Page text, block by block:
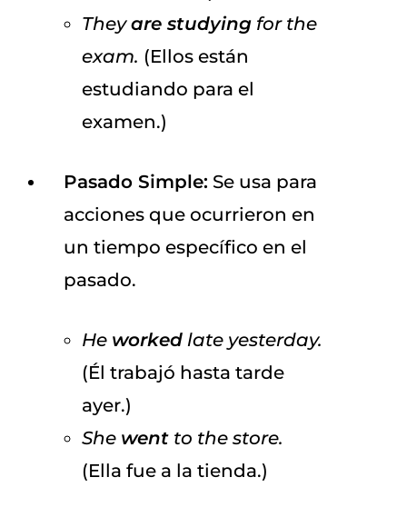
Theyare studying for the
exam. (Ellos están
estudiando para el
examen.)
Pasado Simple: Se usa para
acciones que ocurrieron en
un tiempo específico en el
pasado.
He worked late yesterday.
(Él trabajó hasta tarde
ayer.)
She went to the store.
(Ella fue a la tienda.)